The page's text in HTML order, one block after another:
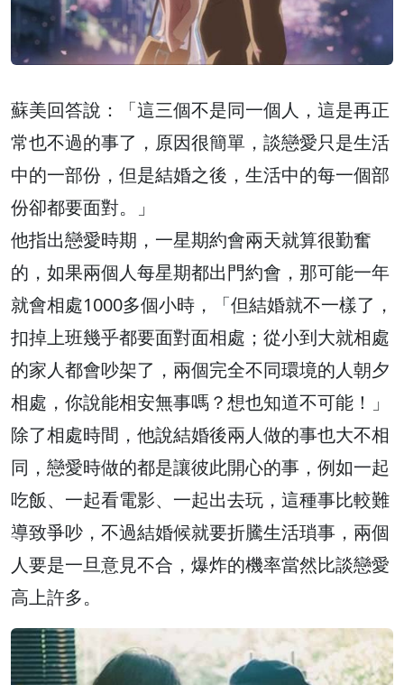
蘇美回答說：「這三個不是同一個人，這是再正
常也不過的事了，原因很簡單，談戀愛只是生活
中的一部份，但是結婚之後，生活中的每一個部
份卻都要面對。」
他指出戀愛時期，一星期約會兩天就算很勤奮
的，如果兩個人每星期都出門約會，那可能一年
就會相處1000多個小時，「但結婚就不一樣了，
扣掉上班幾乎都要面對面相處；從小到大就相處
的家人都會吵架了，兩個完全不同環境的人朝夕
相處，你說能相安無事嗎？想也知道不可能！」
除了相處時間，他說結婚後兩人做的事也大不相
同，戀愛時做的都是讓彼此開心的事，例如一起
吃飯、一起看電影、一起出去玩，這種事比較難
導致爭吵，不過結婚候就要折騰生活瑣事，兩個
人要是一旦意見不合，爆炸的機率當然比談戀愛
高上許多。